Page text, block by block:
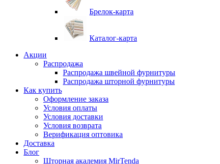
Брелок-карта
Каталог-карта
Акции
Распродажа
Распродажа швейной фурнитуры
Распродажа шторной фурнитуры
Как купить
Оформление заказа
Условия оплаты
Условия доставки
Условия возврата
Верификация оптовика
Доставка
Блог
Шторная академия MirTenda